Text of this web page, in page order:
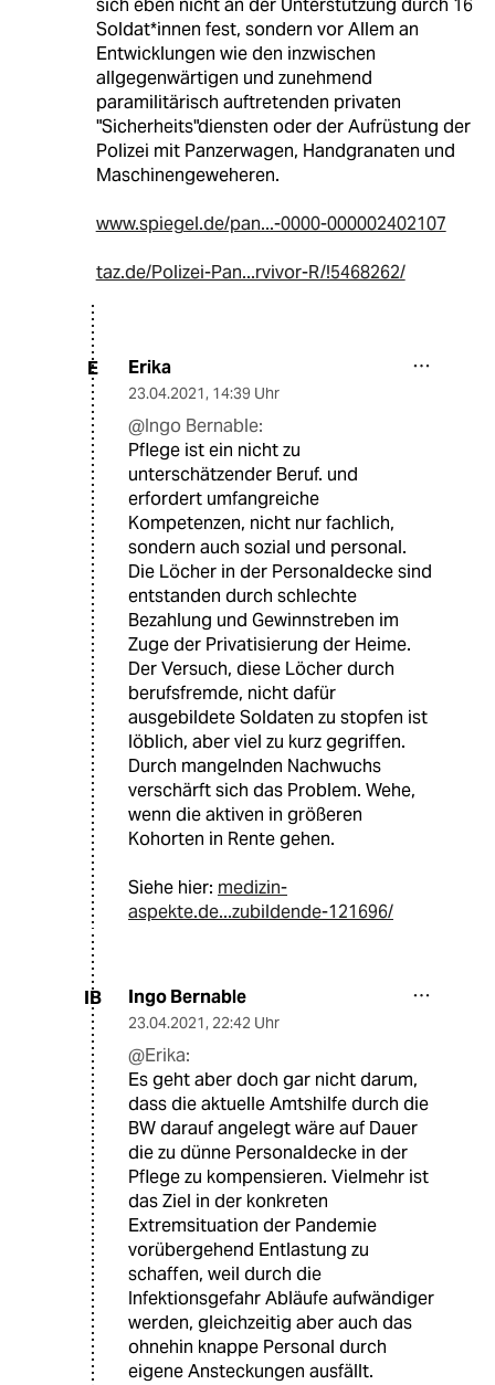
sich eben nicht an der Unterstützung durch 16
Soldat*innen fest, sondern vor Allem an
Entwicklungen wie den inzwischen
allgegenwärtigen und zunehmend
paramilitärisch auftretenden privaten
"Sicherheits"diensten oder der Aufrüstung der
Polizei mit Panzerwagen, Handgranaten und
Maschinengeweheren.
www.spiegel.de/pan...-0000-000002402107
taz.de/Polizei-Pan...rvivor-R/!5468262/
E Erika
23.04.2021, 14:39 Uhr
@Ingo Bernable:
Pflege ist ein nicht zu
unterschätzender Beruf. und
erfordert umfangreiche
Kompetenzen, nicht nur fachlich,
sondern auch sozial und personal.
Die Löcher in der Personaldecke sind
entstanden durch schlechte
Bezahlung und Gewinnstreben im
Zuge der Privatisierung der Heime.
Der Versuch, diese Löcher durch
berufsfremde, nicht dafür
ausgebildete Soldaten zu stopfen ist
löblich, aber viel zu kurz gegriffen.
Durch mangelnden Nachwuchs
verschärft sich das Problem. Wehe,
wenn die aktiven in größeren
Kohorten in Rente gehen.
Siehe hier: medizin-
aspekte.de...zubildende-121696/
IB Ingo Bernable
23.04.2021, 22:42 Uhr
@Erika:
Es geht aber doch gar nicht darum,
dass die aktuelle Amtshilfe durch die
BW darauf angelegt wäre auf Dauer
die zu dünne Personaldecke in der
Pflege zu kompensieren. Vielmehr ist
das Ziel in der konkreten
Extremsituation der Pandemie
vorübergehend Entlastung zu
schaffen, weil durch die
Infektionsgefahr Abläufe aufwändiger
werden, gleichzeitig aber auch das
ohnehin knappe Personal durch
eigene Ansteckungen ausfällt.